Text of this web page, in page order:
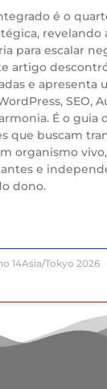
é o
revelando
para escalar
artigo
e apresenta
SEO,
É o guia
que buscam
organismo
e
dono.
14Asia/Tokyo 2026